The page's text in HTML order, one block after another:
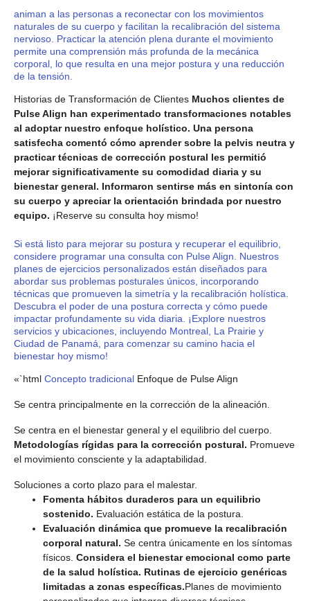
animan a las personas a reconectar con los movimientos
naturales de su cuerpo y facilitan la recalibración del sistema
nervioso. Practicar la atención plena durante el movimiento
permite una comprensión más profunda de la mecánica
corporal, lo que resulta en una mejor postura y una reducción
de la tensión.
Historias de Transformación de Clientes Muchos clientes de
Pulse Align han experimentado transformaciones notables
al adoptar nuestro enfoque holístico. Una persona
satisfecha comentó cómo aprender sobre la pelvis neutra y
practicar técnicas de corrección postural les permitió
mejorar significativamente su comodidad diaria y su
bienestar general. Informaron sentirse más en sintonía con
su cuerpo y apreciar la orientación brindada por nuestro
equipo. ¡Reserve su consulta hoy mismo!
Si está listo para mejorar su postura y recuperar el equilibrio,
considere programar una consulta con Pulse Align. Nuestros
planes de ejercicios personalizados están diseñados para
abordar sus problemas posturales únicos, incorporando
técnicas que promueven la simetría y la recalibración holística.
Descubra el poder de una postura correcta y cómo puede
impactar profundamente su vida diaria. ¡Explore nuestros
servicios y ubicaciones, incluyendo Montreal, La Prairie y
Ciudad de Panamá, para comenzar su camino hacia el
bienestar hoy mismo!
«`html Concepto tradicional Enfoque de Pulse Align
Se centra principalmente en la corrección de la alineación.
Se centra en el bienestar general y el equilibrio del cuerpo.
Metodologías rígidas para la corrección postural. Promueve
el movimiento consciente y la adaptabilidad.
Soluciones a corto plazo para el malestar.
Fomenta hábitos duraderos para un equilibrio
sostenido. Evaluación estática de la postura.
Evaluación dinámica que promueve la recalibración
corporal natural. Se centra únicamente en los síntomas
físicos. Considera el bienestar emocional como parte
de la salud holística. Rutinas de ejercicio genéricas
limitadas a zonas específicas.Planes de movimiento